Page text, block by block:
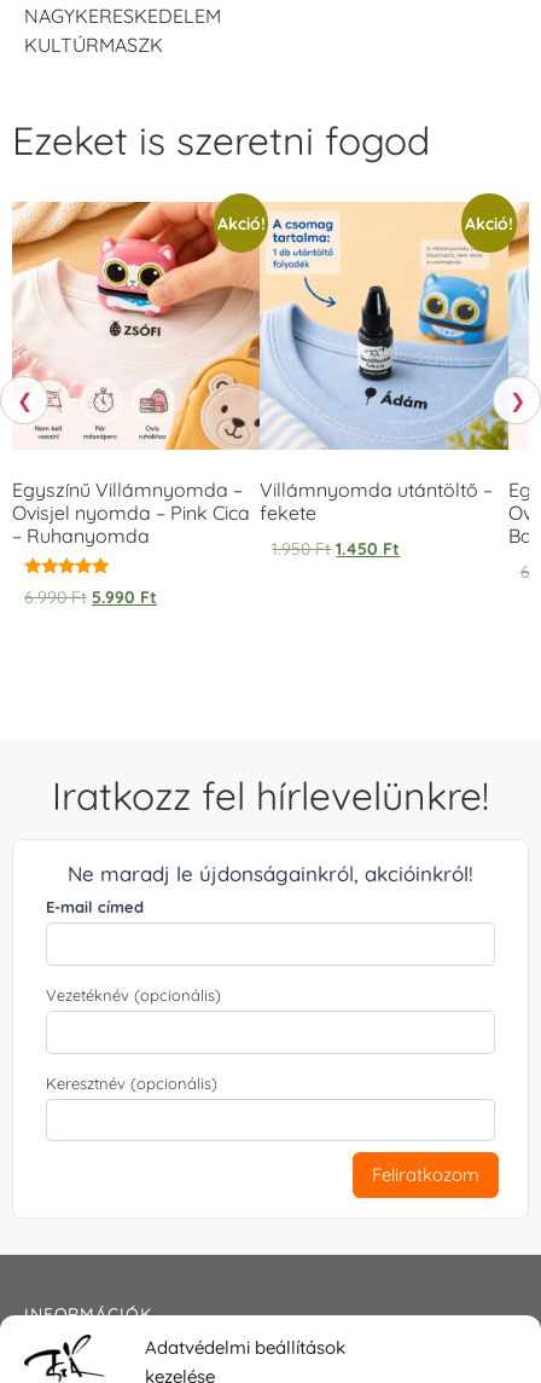
Adatvédelmi beállítások
kezelése
NAGYKERESKEDELEM
KULTÚRMASZK
❮
Ezeket is szeretni fogod
Akció!
Egyszínű Villámnyomda –
Ovisjel nyomda – Pink Cica
– Ruhanyomda
Értékelés:
5.00
6.990Ft 5.990 Ft
Akció!
Villámnyomda utántöltő –
fekete
1.950Ft 1.450 Ft
❯
Iratkozz fel hírlevelünkre!
Ne maradj le újdonságainkról, akcióinkról!
E-mail címed
Vezetéknév (opcionális)
Keresztnév (opcionális)
Feliratkozom
INFORMÁCIÓK
Általános szerződési feltételek